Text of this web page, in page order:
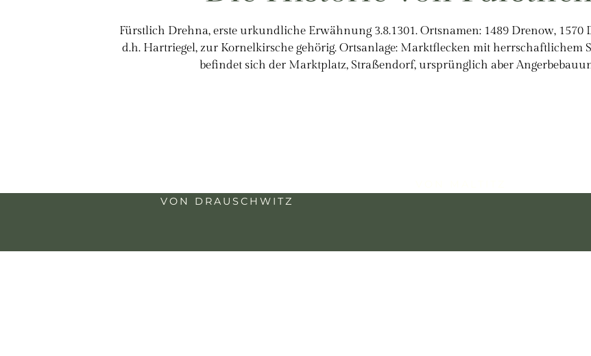
Fürstlich Drehna, erste urkundliche Erwähnung 3.8.1301. Ortsnamen: 1489 Drenow,
d.h. Hartriegel, zur Kornelkirsche gehörig. Ortsanlage: Marktflecken mit herrschaftlichem
befindet sich der Marktplatz, Straßendorf, ursprünglich aber
VON DRAUSCHWITZ